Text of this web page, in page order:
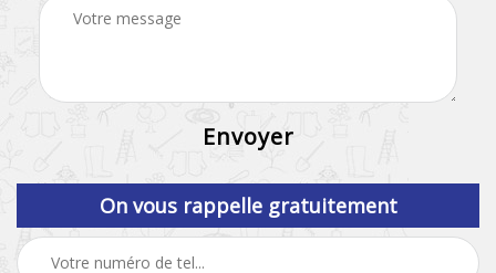
On vous rappelle gratuitement